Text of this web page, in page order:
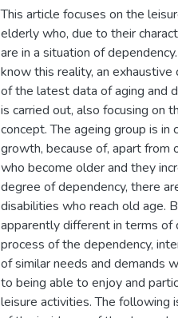
This article focuses on the leisure
elderly who, due to their
are in a situation of dependency.
know this reality, an exhaustive
of the latest data of aging and
is carried out, also focusing on
concept. The ageing group is in
growth, because of, apart from
who become older and they
degree of dependency, there are
disabilities who reach old age.
apparently different in terms of
process of the dependency,
of similar needs and demands
to being able to enjoy and
leisure activities. The following is